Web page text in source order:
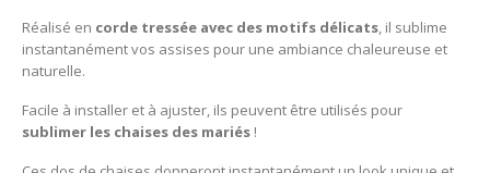
Réalisé en corde tressée avec des motifs délicats , il sublime
instantanément vos assises pour une ambiance chaleureuse et
naturelle.
Facile à installer et à ajuster, ils peuvent être utilisés pour
sublimer les chaises des mariés !